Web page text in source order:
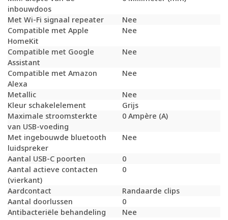
inbouwdoos
Met Wi-Fi signaal repeater
Nee
Compatible met Apple
HomeKit
Nee
Compatible met Google
Assistant
Nee
Compatible met Amazon
Alexa
Nee
Metallic
Nee
Kleur schakelelement
Grijs
Maximale stroomsterkte
van USB-voeding
0 Ampère (A)
Met ingebouwde bluetooth
luidspreker
Nee
Aantal USB-C poorten
0
Aantal actieve contacten
(vierkant)
0
Aardcontact
Randaarde clips
Aantal doorlussen
0
Antibacteriële behandeling
Nee